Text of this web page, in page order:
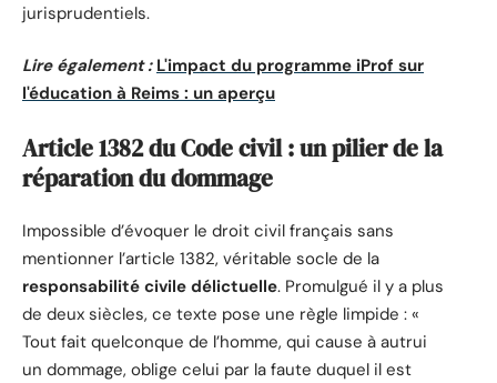
jurisprudentiels.
Lire également : L'impact du programme iProf sur
l'éducation à Reims : un aperçu
Article 1382 du Code civil : un pilier de la
réparation du dommage
Impossible d’évoquer le droit civil français sans
mentionner l’article 1382, véritable socle de la
responsabilité civile délictuelle. Promulgué il y a plus
de deux siècles, ce texte pose une règle limpide : «
Tout fait quelconque de l’homme, qui cause à autrui
un dommage, oblige celui par la faute duquel il est